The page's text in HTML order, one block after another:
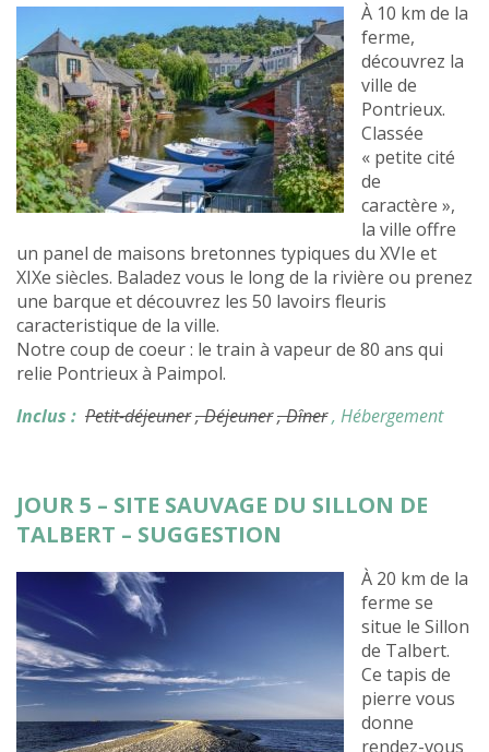
À 10 km de la
ferme,
découvrez la
ville de
Pontrieux.
Classée
« petite cité
de
caractère »,
la ville offre
un panel de maisons bretonnes typiques du XVIe et
XIXe siècles. Baladez vous le long de la rivière ou prenez
une barque et découvrez les 50 lavoirs fleuris
caracteristique de la ville.
Notre coup de coeur : le train à vapeur de 80 ans qui
relie Pontrieux à Paimpol.
Inclus : Petit-déjeuner, Déjeuner, Dîner, Hébergement
JOUR 5 – SITE SAUVAGE DU SILLON DE
TALBERT – SUGGESTION
À 20 km de la
ferme se
situe le Sillon
de Talbert.
Ce tapis de
pierre vous
donne
rendez-vous